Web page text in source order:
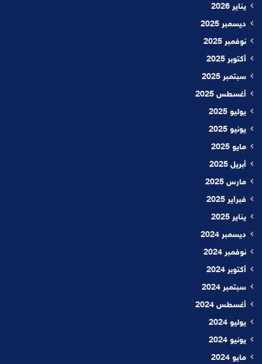
يناير 2026
ديسمبر 2025
نوفمبر 2025
أكتوبر 2025
سبتمبر 2025
أغسطس 2025
يوليو 2025
يونيو 2025
مايو 2025
أبريل 2025
مارس 2025
فبراير 2025
يناير 2025
ديسمبر 2024
نوفمبر 2024
أكتوبر 2024
سبتمبر 2024
أغسطس 2024
يوليو 2024
يونيو 2024
مايو 2024